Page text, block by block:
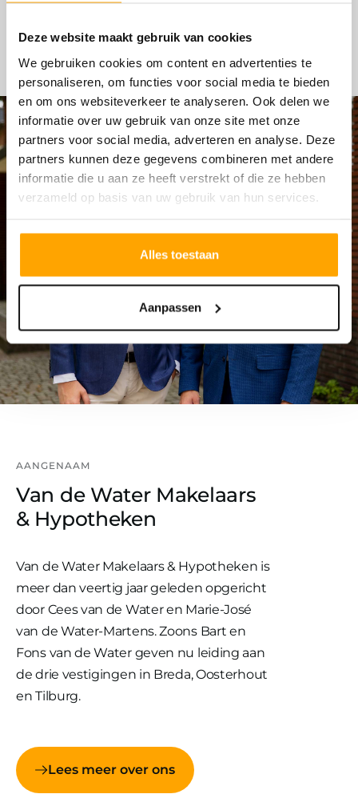
Deze website maakt gebruik van cookies
We gebruiken cookies om content en advertenties te
personaliseren, om functies voor social media te bieden
en om ons websiteverkeer te analyseren. Ook delen we
informatie over uw gebruik van onze site met onze
partners voor social media, adverteren en analyse. Deze
partners kunnen deze gegevens combineren met andere
informatie die u aan ze heeft verstrekt of die ze hebben
verzameld op basis van uw gebruik van hun services.
Alles toestaan
Aanpassen
AANGENAAM
Van de Water Makelaars
& Hypotheken
Van de Water Makelaars & Hypotheken is
meer dan veertig jaar geleden opgericht
door Cees van de Water en Marie-José
van de Water-Martens. Zoons Bart en
Fons van de Water geven nu leiding aan
de drie vestigingen in Breda, Oosterhout
en Tilburg.
Lees meer over ons